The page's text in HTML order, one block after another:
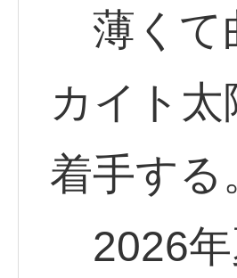
薄くて
カイト
着手する
2026年